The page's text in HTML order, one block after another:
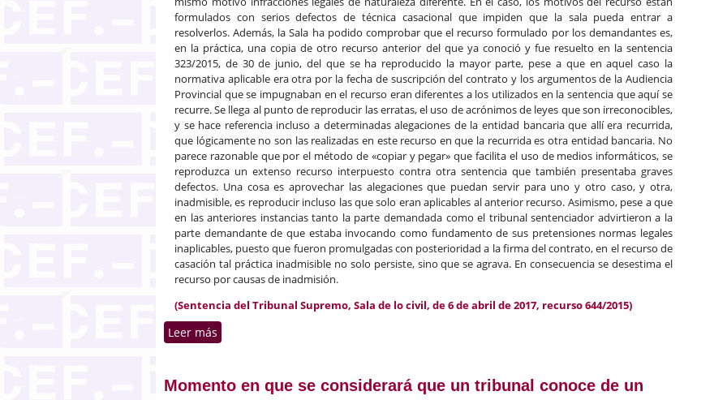
formulados con serios defectos de técnica casacional que impiden que la sala pueda entrar a
resolverlos. Además, la Sala ha podido comprobar que el recurso formulado por los demandantes es,
en la práctica, una copia de otro recurso anterior del que ya conoció y fue resuelto en la sentencia
323/2015, de 30 de junio, del que se ha reproducido la mayor parte, pese a que en aquel caso la
normativa aplicable era otra por la fecha de suscripción del contrato y los argumentos de la Audiencia
Provincial que se impugnaban en el recurso eran diferentes a los utilizados en la sentencia que aquí se
recurre. Se llega al punto de reproducir las erratas, el uso de acrónimos de leyes que son irreconocibles,
y se hace referencia incluso a determinadas alegaciones de la entidad bancaria que allí era recurrida,
que lógicamente no son las realizadas en este recurso en que la recurrida es otra entidad bancaria. No
parece razonable que por el método de «copiar y pegar» que facilita el uso de medios informáticos, se
reproduzca un extenso recurso interpuesto contra otra sentencia que también presentaba graves
defectos. Una cosa es aprovechar las alegaciones que puedan servir para uno y otro caso, y otra,
inadmisible, es reproducir incluso las que solo eran aplicables al anterior recurso. Asimismo, pese a que
en las anteriores instancias tanto la parte demandada como el tribunal sentenciador advirtieron a la
parte demandante de que estaba invocando como fundamento de sus pretensiones normas legales
inaplicables, puesto que fueron promulgadas con posterioridad a la firma del contrato, en el recurso de
casación tal práctica inadmisible no solo persiste, sino que se agrava. En consecuencia se desestima el
recurso por causas de inadmisión.
(Sentencia del Tribunal Supremo, Sala de lo civil, de 6 de abril de 2017, recurso 644/2015)
Leer más
Momento en que se considerará que un tribunal conoce de un